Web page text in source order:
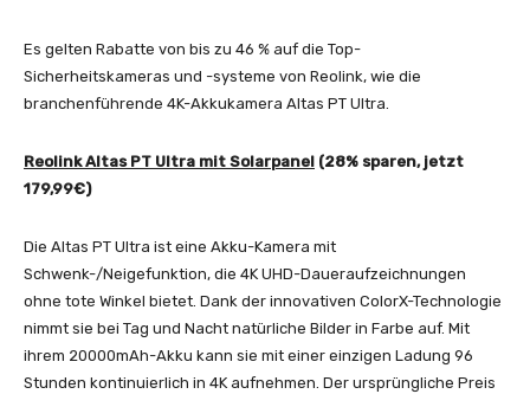
Es gelten Rabatte von bis zu 46 % auf die Top-
Sicherheitskameras und -systeme von Reolink, wie die
branchenführende 4K-Akkukamera Altas PT Ultra.
Reolink Altas PT Ultra mit Solarpanel (28% sparen, jetzt
179,99€)
Die Altas PT Ultra ist eine Akku-Kamera mit
Schwenk-/Neigefunktion, die 4K UHD-Daueraufzeichnungen
ohne tote Winkel bietet. Dank der innovativen ColorX-Technologie
nimmt sie bei Tag und Nacht natürliche Bilder in Farbe auf. Mit
ihrem 20000mAh-Akku kann sie mit einer einzigen Ladung 96
Stunden kontinuierlich in 4K aufnehmen. Der ursprüngliche Preis